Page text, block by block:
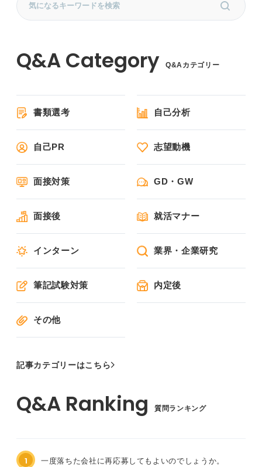
Q&Aカテゴリー
書類選考 自己分析
自己PR 志望動機
面接対策 GD・GW
面接後 就活マナー
インターン 業界・企業研究
筆記試験対策 内定後
その他
記事カテゴリーはこちら
質問ランキング
1 一度落ちた会社に再応募してもよいのでしょうか。